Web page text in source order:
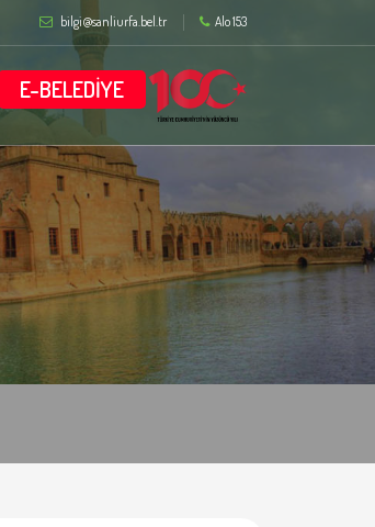
bilgi@sanliurfa.bel.tr Alo 153
E-BELEDİYE